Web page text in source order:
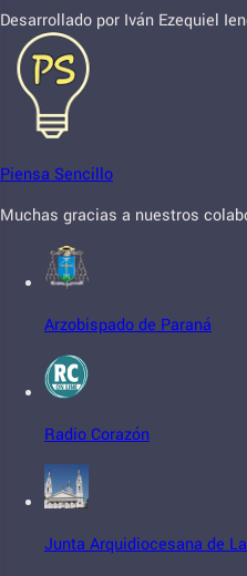
Desarrollado por Iván Ezequiel
Piensa Sencillo
Muchas gracias a nuestros
Arzobispado de Paraná
Radio Corazón
Junta Arquidiocesana de